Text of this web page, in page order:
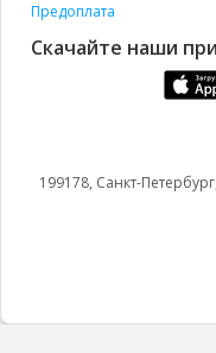
Предоплата
Скачайте наши
199178, Санкт-